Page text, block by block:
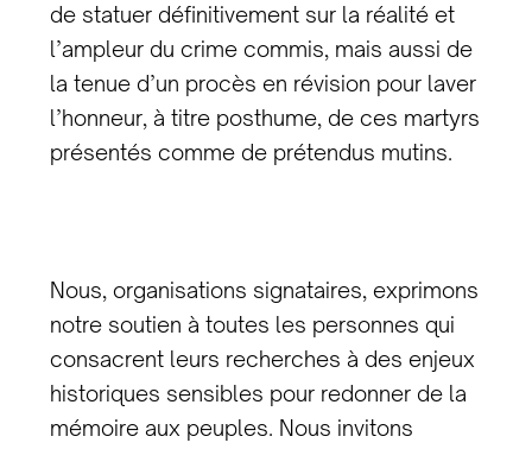
de statuer définitivement sur la réalité et
l’ampleur du crime commis, mais aussi de
la tenue d’un procès en révision pour laver
l’honneur, à titre posthume, de ces martyrs
présentés comme de prétendus mutins.
Nous, organisations signataires, exprimons
notre soutien à toutes les personnes qui
consacrent leurs recherches à des enjeux
historiques sensibles pour redonner de la
mémoire aux peuples. Nous invitons